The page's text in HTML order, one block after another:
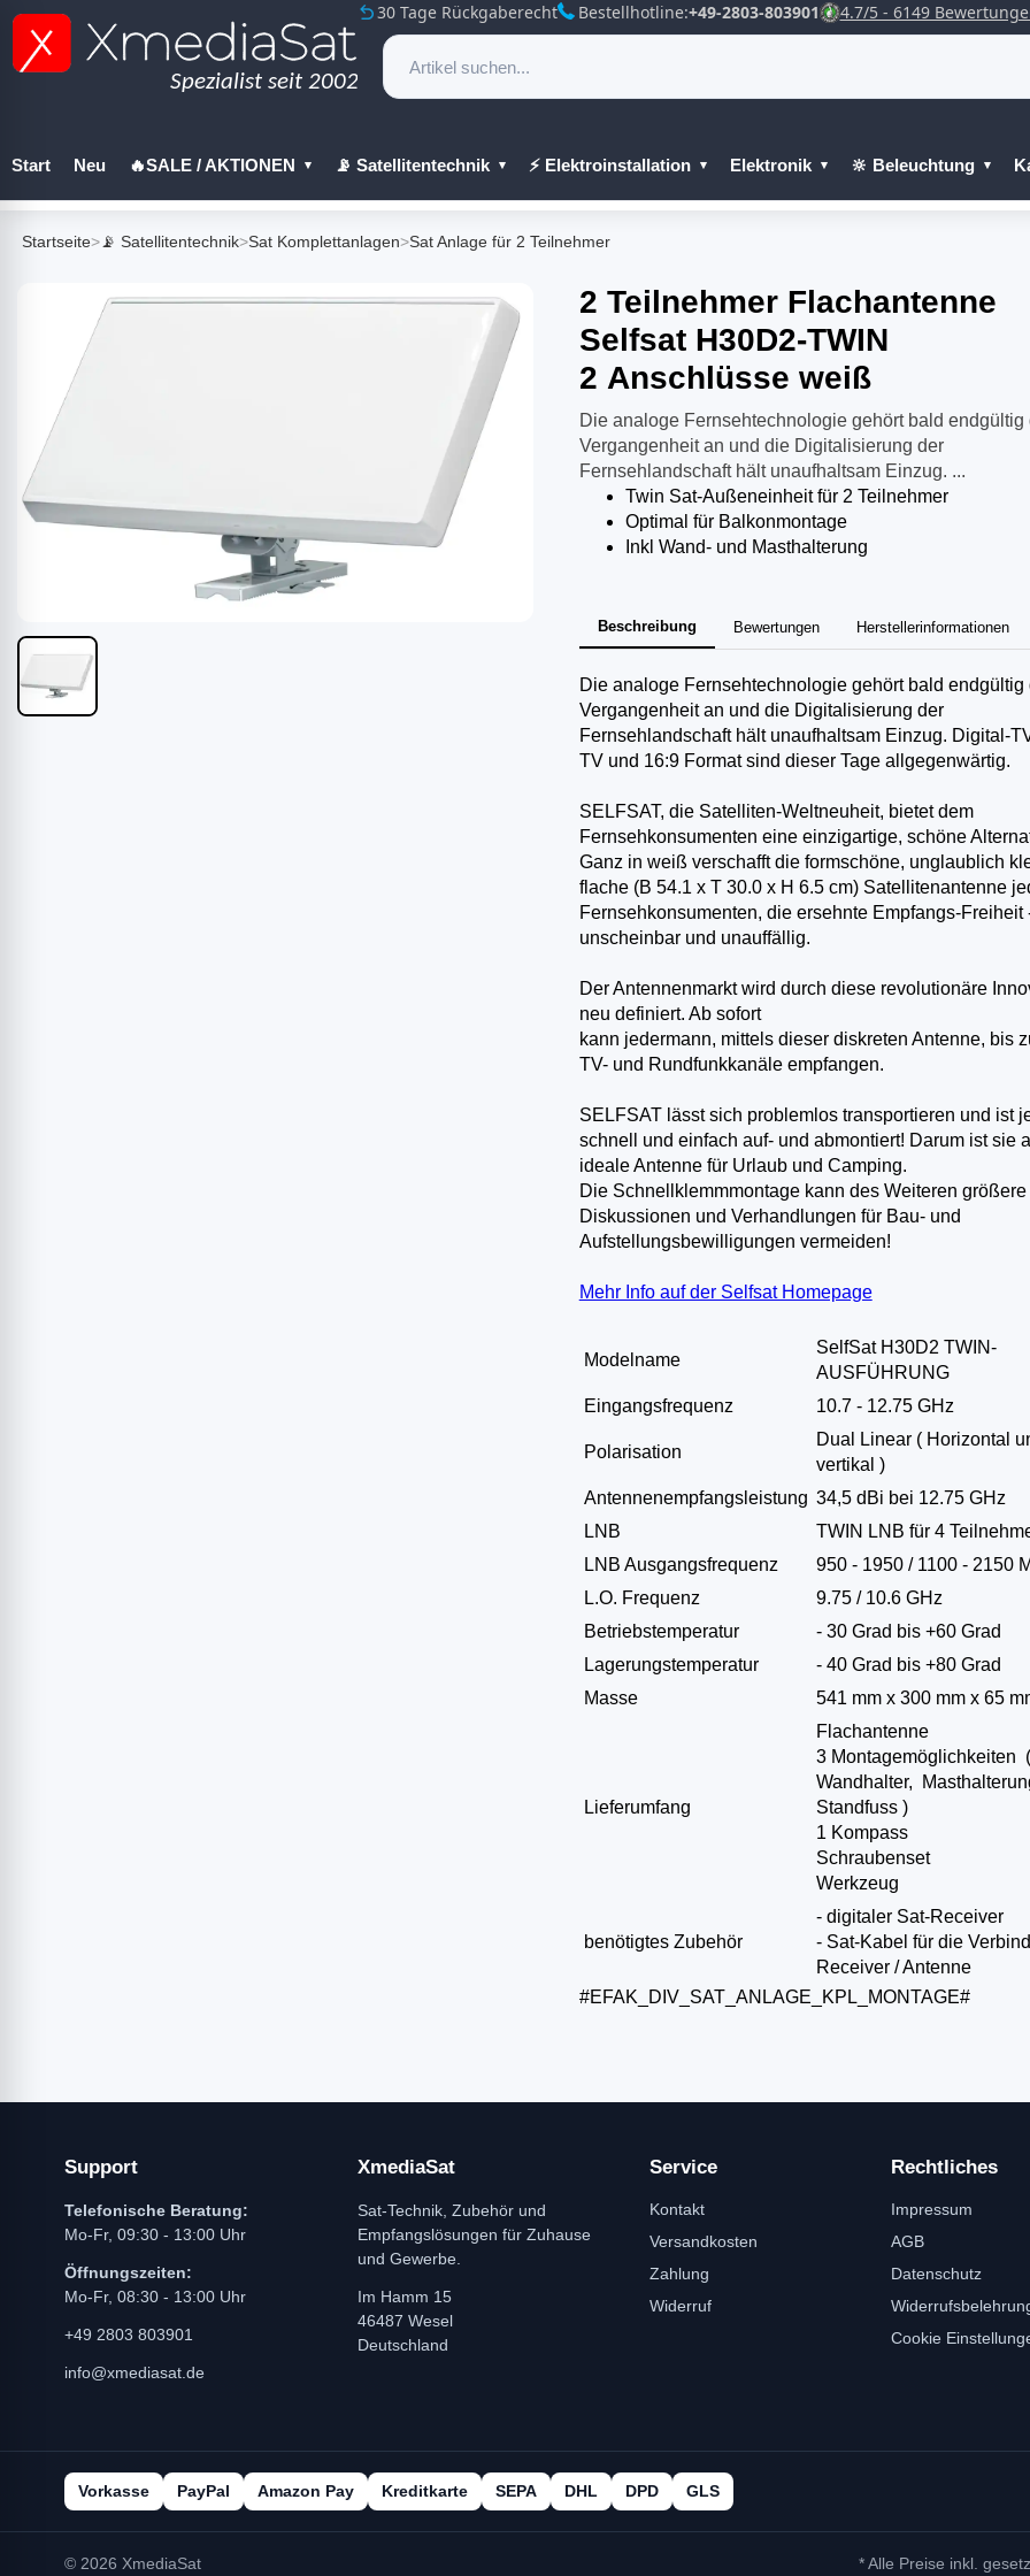
30 Tage Rückgaberecht Bestellhotline:+49-2803-803901 4.7/5 - 6149
Start Neu 🔥SALE / AKTIONEN 📡 Satellitentechnik ⚡ Elektroinstallation Elektronik 🔆 Beleuchtung
🔧 Werkzeug
Startseite>📡 Satellitentechnik>Sat Komplettanlagen>Sat Anlage für 2 Teilnehmer
2 Teilnehmer Flachantenne
Selfsat H30D2-TWIN
2 Anschlüsse weiß
Die analoge Fernsehtechnologie gehört bald endgültig
Vergangenheit an und die Digitalisierung der
Fernsehlandschaft hält unaufhaltsam Einzug. ...
Twin Sat-Außeneinheit für 2 Teilnehmer
Optimal für Balkonmontage
Inkl Wand- und Masthalterung
Beschreibung Bewertungen Herstellerinformationen
Die analoge Fernsehtechnologie gehört bald endgültig
Vergangenheit an und die Digitalisierung der
Fernsehlandschaft hält unaufhaltsam Einzug. Digital-
TV und 16:9 Format sind dieser Tage allgegenwärtig.
SELFSAT, die Satelliten-Weltneuheit, bietet dem
Fernsehkonsumenten eine einzigartige, schöne
Ganz in weiß verschafft die formschöne, unglaublich
flache (B 54.1 x T 30.0 x H 6.5 cm) Satellitenantenne
Fernsehkonsumenten, die ersehnte Empfangs-Freiheit
unscheinbar und unauffällig.
Der Antennenmarkt wird durch diese revolutionäre
neu definiert. Ab sofort
kann jedermann, mittels dieser diskreten Antenne, bis
TV- und Rundfunkkanäle empfangen.
SELFSAT lässt sich problemlos transportieren und ist
schnell und einfach auf- und abmontiert! Darum ist sie
ideale Antenne für Urlaub und Camping.
Die Schnellklemmmontage kann des Weiteren größere
Diskussionen und Verhandlungen für Bau- und
Aufstellungsbewilligungen vermeiden!
Mehr Info auf der Selfsat Homepage
Modelname
SelfSat H30D2 TWIN-
AUSFÜHRUNG
Eingangsfrequenz
10.7 - 12.75 GHz
Polarisation
Dual Linear ( Horizontal
vertikal )
Antennenempfangsleistung 34,5 dBi bei 12.75 GHz
LNB
TWIN LNB für 4
LNB Ausgangsfrequenz
950 - 1950 / 1100 - 2150
L.O. Frequenz
9.75 / 10.6 GHz
Betriebstemperatur
- 30 Grad bis +60 Grad
Lagerungstemperatur
- 40 Grad bis +80 Grad
Masse
541 mm x 300 mm x 65
Lieferumfang
Flachantenne
3 Montagemöglichkeiten (
Wandhalter,
Standfuss )
1 Kompass
Schraubenset
Werkzeug
benötigtes Zubehör
- digitaler Sat-Receiver
- Sat-Kabel für die
Receiver / Antenne
#EFAK_DIV_SAT_ANLAGE_KPL_MONTAGE#
Support
Telefonische Beratung:
Mo-Fr, 09:30 - 13:00 Uhr
Öffnungszeiten:
Mo-Fr, 08:30 - 13:00 Uhr
+49 2803 803901
info@xmediasat.de
XmediaSat
Sat-Technik, Zubehör und
Empfangslösungen für Zuhause
und Gewerbe.
Im Hamm 15
46487 Wesel
Deutschland
Service
Kontakt
Versandkosten
Zahlung
Widerruf
Rechtliches
Impressum
AGB
Datenschutz
Cookie
Vorkasse PayPal Amazon Pay Kreditkarte SEPA DHL DPD GLS
© 2026 XmediaSat * Alle Preise inkl.